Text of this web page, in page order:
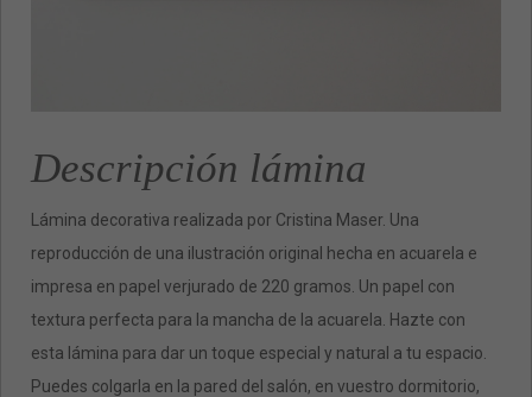
Descripción lámina
Lámina decorativa realizada por Cristina Maser. Una
reproducción de una ilustración original hecha en acuarela e
impresa en papel verjurado de 220 gramos. Un papel con
textura perfecta para la mancha de la acuarela. Hazte con
esta lámina para dar un toque especial y natural a tu espacio.
Puedes colgarla en la pared del salón, en vuestro dormitorio,